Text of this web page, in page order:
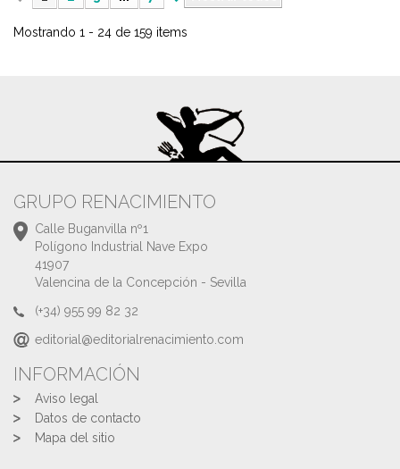
Mostrando 1 - 24 de 159 items
GRUPO RENACIMIENTO
Calle Buganvilla nº1
Polígono Industrial Nave Expo
41907
Valencina de la Concepción - Sevilla
(+34) 955 99 82 32
editorial@editorialrenacimiento.com
INFORMACIÓN
Aviso legal
Datos de contacto
Mapa del sitio